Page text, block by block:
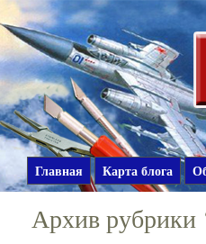
Главная Карта блога
Архив рубрики